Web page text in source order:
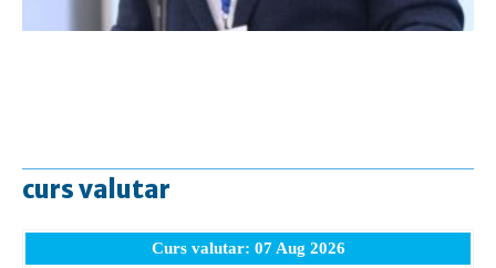
curs valutar
Curs valutar: 07 Aug 2026